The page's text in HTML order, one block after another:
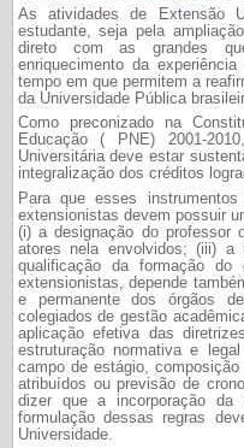
As atividades de Extensão
estudante, seja pela
direto com as grandes
enriquecimento da
tempo em que permitem a
da Universidade Pública
Como preconizado na
Educação ( PNE) 2001-
Universitária deve estar
integralização dos créditos
Para que esses
extensionistas devem possuir
(i) a designação do professor
atores nela envolvidos; (iii) a
qualificação da formação
extensionistas, depende
e permanente dos órgãos
colegiados de gestão
aplicação efetiva das
estruturação normativa e
campo de estágio,
atribuídos ou previsão de
dizer que a incorporação da
formulação dessas regras
Universidade.